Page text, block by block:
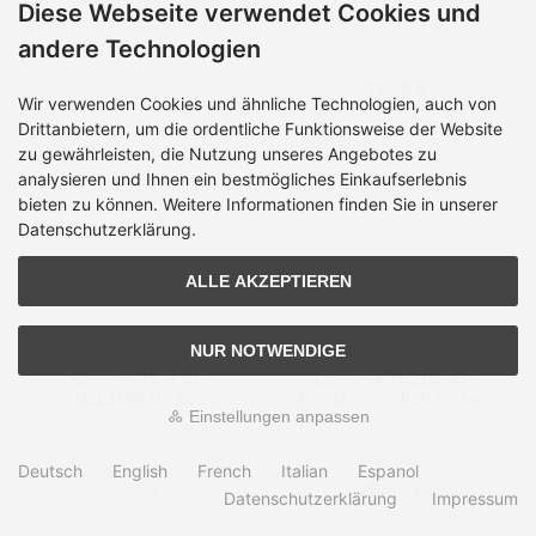
schwarz - für TASKalfa
4501i, 5500i, 5501i
Lieferzeit:
ab Lager, 1-2
Tage
schwarz - für bizhub
Lieferzeit:
ab Lager, 1-3
Kyocera TK-170 -
schwarz - für ECOSYS
Lexmark 76C0PV0 -
für C9235, CS921,
XC9235, XC9245,
XC9255, XC9265
264,91 €
Diese Webseite verwendet Cookies und
andere Technologien
Wir verwenden Cookies und ähnliche Technologien, auch von
Drittanbietern, um die ordentliche Funktionsweise der Website
zu gewährleisten, die Nutzung unseres Angebotes zu
analysieren und Ihnen ein bestmögliches Einkaufserlebnis
bieten zu können. Weitere Informationen finden Sie in unserer
Datenschutzerklärung.
ALLE AKZEPTIEREN
NUR NOTWENDIGE
Einstellungen anpassen
Deutsch English French Italian
Espanol
Datenschutzerklärung
Impressum